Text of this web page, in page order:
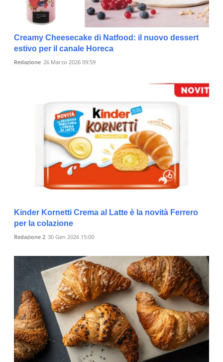
Creamy Cheesecake di Natfood: il nuovo dessert
estivo per il canale Horeca
Redazione 26 Marzo 2026 09:59
Kinder Kornetti Crema al Latte è la novità Ferrero
per la colazione
Redazione 2 30 Gen 2026 15:00